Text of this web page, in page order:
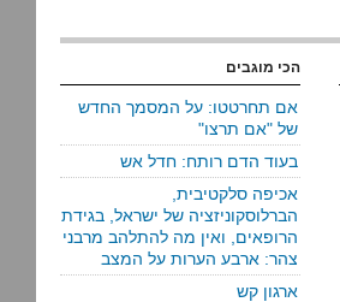
הכי מוגבים
אם תחרטטו: על המסמך החדש
של "אם תרצו"
בעוד הדם רותח: חדל אש
אכיפה סלקטיבית,
הברלוסקוניזציה של ישראל, בגידת
הרופאים, ואין מה להתלהב מרבני
צהר: ארבע הערות על המצב
ארגון קש